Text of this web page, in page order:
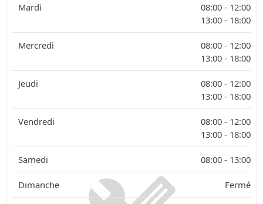
Mardi 08:00 - 12:00
13:00 - 18:00
Mercredi 08:00 - 12:00
13:00 - 18:00
Jeudi 08:00 - 12:00
13:00 - 18:00
Vendredi 08:00 - 12:00
13:00 - 18:00
Samedi 08:00 - 13:00
Dimanche Fermé